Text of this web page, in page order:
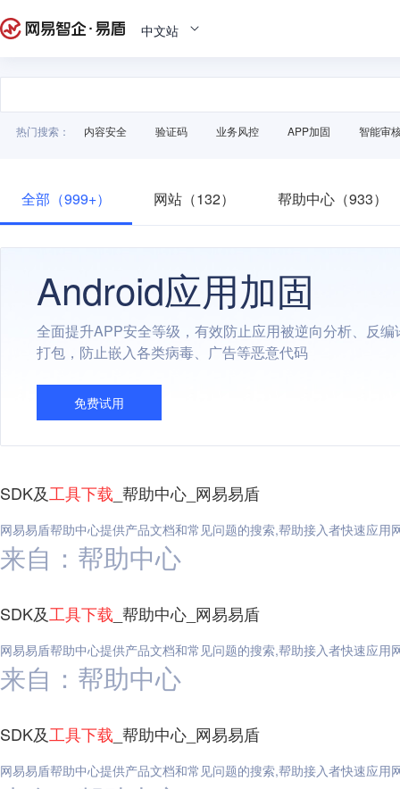
中文站
热门搜索： 内容安全 验证码 业务风控 APP加固 智能审
全部（999+） 网站（132） 帮助中心（933）
Android应用加固
全面提升APP安全等级，有效防止应用被逆向分析、反编
打包，防止嵌入各类病毒、广告等恶意代码
免费试用
SDK及工具下载 _帮助中心_网易易盾
网易易盾帮助中心提供产品文档和常见问题的搜索,帮助接入者快速应用
来自：帮助中心
SDK及工具下载 _帮助中心_网易易盾
网易易盾帮助中心提供产品文档和常见问题的搜索,帮助接入者快速应用
来自：帮助中心
SDK及工具下载 _帮助中心_网易易盾
网易易盾帮助中心提供产品文档和常见问题的搜索,帮助接入者快速应用